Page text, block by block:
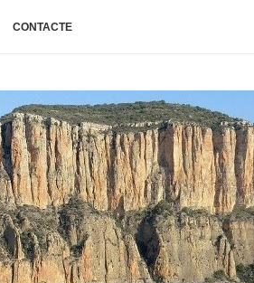
CONTACTE